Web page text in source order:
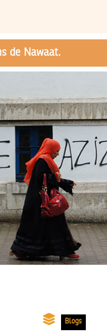
de Nawaat.
Blogs